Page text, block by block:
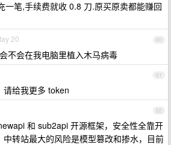
一笔,手续费就收 0.8 刀.原买原卖都能赚回
60
20
不会在我电脑里植入木马病毒
61
请给我更多 token
62
和 sub2api 开源框架，安全性全靠开
转站最大的风险是模型篡改和掺水，目前